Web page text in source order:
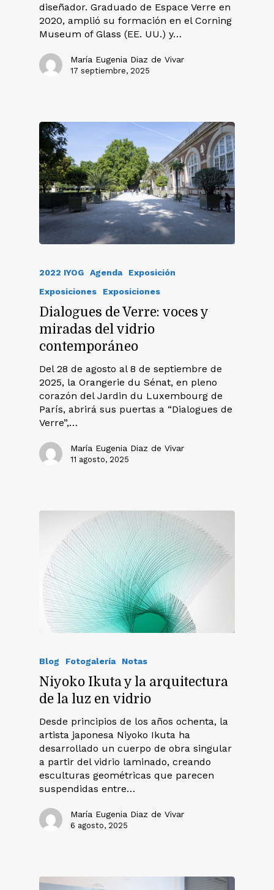
diseñador. Graduado de Espace Verre en
2020, amplió su formación en el Corning
Museum of Glass (EE. UU.) y…
María Eugenia Diaz de Vivar
17 septiembre, 2025
2022 IYOG Agenda
Exposición
Exposiciones
Exposiciones
Dialogues de Verre: voces y
miradas del vidrio
contemporáneo
Del 28 de agosto al 8 de septiembre de
2025, la Orangerie du Sénat, en pleno
corazón del Jardin du Luxembourg de
París, abrirá sus puertas a “Dialogues de
Verre”,…
María Eugenia Diaz de Vivar
11 agosto, 2025
Blog Fotogalería Notas
Niyoko Ikuta y la arquitectura
de la luz en vidrio
Desde principios de los años ochenta, la
artista japonesa Niyoko Ikuta ha
desarrollado un cuerpo de obra singular
a partir del vidrio laminado, creando
esculturas geométricas que parecen
suspendidas entre…
María Eugenia Diaz de Vivar
6 agosto, 2025